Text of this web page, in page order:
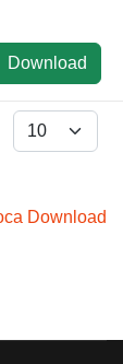
Download
Download